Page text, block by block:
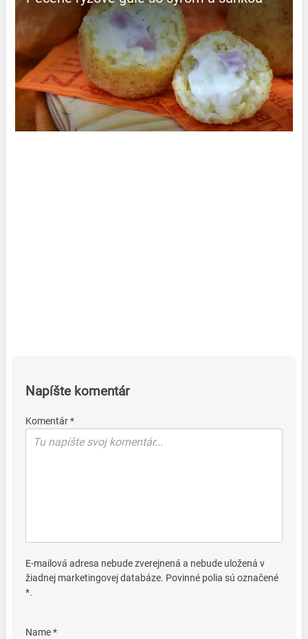
Napíšte komentár
Komentár *
E-mailová adresa nebude zverejnená a nebude uložená v
žiadnej marketingovej databáze. Povinné polia sú označené
*.
Name *